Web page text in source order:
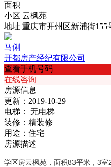
面积
小区 云枫苑
地址 重庆市开州区新浦街155
马俐
开都房产经纪有限公司
查看手机号码
在线咨询
房源信息
更新： 2019-10-29
电梯：
无电梯
装修： 精装修
用途： 住宅
房源描述
学区房云枫苑，面积83平米，3